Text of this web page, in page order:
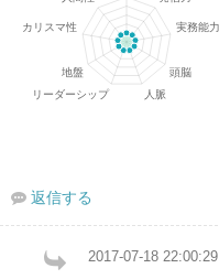
返信する
2017-07-18 22:00:29